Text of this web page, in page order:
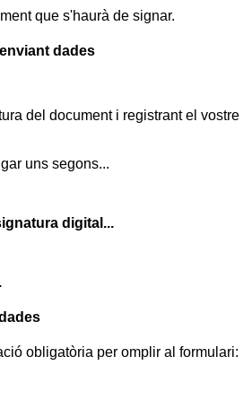
que s'haurà de signar.
dades
del document i registrant el vostre
uns segons...
digital...
obligatòria per omplir al formulari: